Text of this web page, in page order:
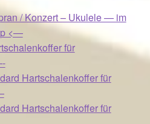
/ Konzert – Ukulele — im
<—
für
Hartschalenkoffer für
Hartschalenkoffer für